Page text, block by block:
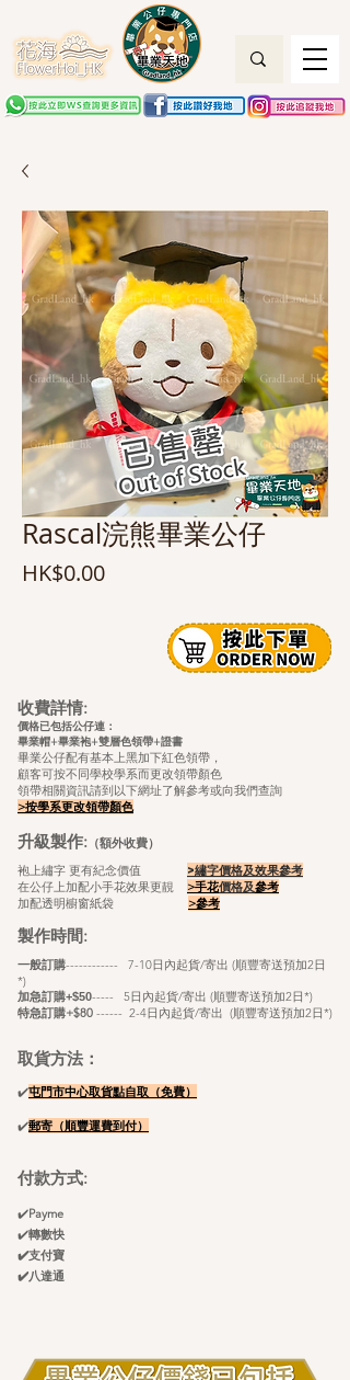
Rascal浣熊畢業公仔
HK$0.00價
收費詳情:
價格已包括公仔連：
畢業帽+畢業袍+雙層色領帶+證書
畢業公仔配有基本上黑加下紅色領帶，
顧客可按不同學校學系而更改領帶顏色
領帶相關資訊請到以下網址了解參考或向我們查詢
>按學系更改領帶顏色
升級製作: （額外收費）
袍上繡字 更有紀念價值 >繡字價格及效果參考
在公仔上加配小手花效果更靚 >手花價格及參考
加配透明櫥窗紙袋 >參考
製作時間:
一般訂購------------ 7-10日內起貨/寄出 (順豐寄送預加2日
*)
加急訂購+$50----- 5日內起貨/寄出 (順豐寄送預加2日*)
特急訂購+$80 ------ 2-4日內起貨/寄出 (順豐寄送預加2日*)
取貨方法：
✔️屯門市中心取貨點自取（免費）
✔️郵寄（順豐運​費到付）
付款方式:
✔️Payme
✔️轉數快
✔️支付寶
✔️八達通